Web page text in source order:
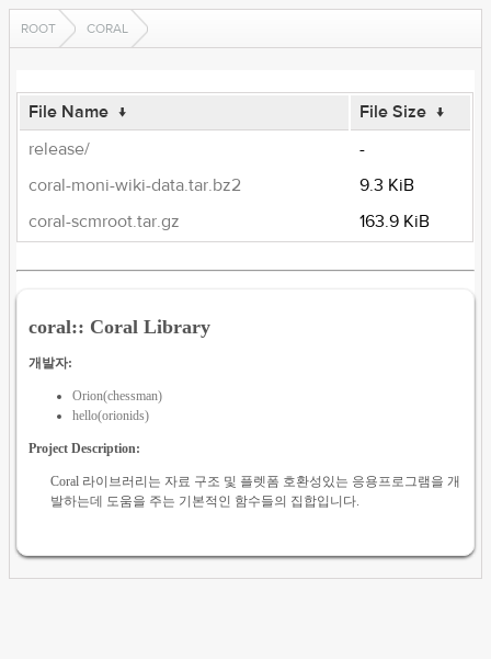
ROOT CORAL
File Name ↓ File Size ↓
release/
-
coral-moni-wiki-data.tar.bz2
9.3 KiB
coral-scmroot.tar.gz
163.9 KiB
coral:: Coral Library
개발자:
Orion(chessman)
hello(orionids)
Project Description:
Coral 라이브러리는 자료 구조 및 플렛폼 호환성있는 응용프로그램을 개
발하는데 도움을 주는 기본적인 함수들의 집합입니다.